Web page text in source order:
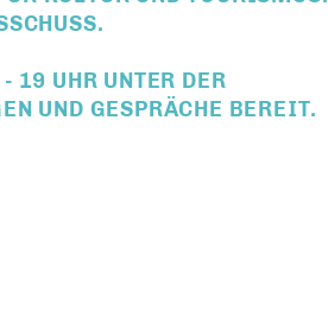
UHR UNTER DER
UND GESPRÄCHE BEREIT.